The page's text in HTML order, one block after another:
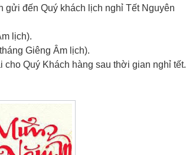
gửi đến Quý khách lịch nghỉ Tết Nguyên
lịch).
Giêng Âm lịch).
Quý Khách hàng sau thời gian nghỉ tết.